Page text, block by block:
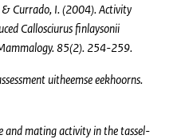
& Currado, I. (2004). Activity
Callosciurus finlaysonii
85(2). 254-259.
uitheemse eekhoorns.
and mating activity in the tassel-